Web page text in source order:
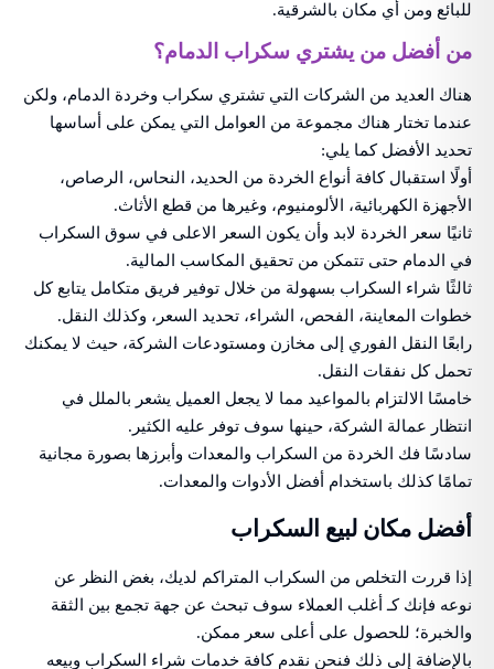
للبائع ومن أي مكان بالشرقية.
من أفضل من يشتري سكراب الدمام؟
هناك العديد من الشركات التي تشتري سكراب وخردة الدمام، ولكن
عندما تختار هناك مجموعة من العوامل التي يمكن على أساسها
تحديد الأفضل كما يلي:
أولًا استقبال كافة أنواع الخردة من الحديد، النحاس، الرصاص،
الأجهزة الكهربائية، الألومنيوم، وغيرها من قطع الأثاث.
ثانيًا سعر الخردة لابد وأن يكون السعر الاعلى في سوق السكراب
في الدمام حتى تتمكن من تحقيق المكاسب المالية.
ثالثًا شراء السكراب بسهولة من خلال توفير فريق متكامل يتابع كل
خطوات المعاينة، الفحص، الشراء، تحديد السعر، وكذلك النقل.
رابعًا النقل الفوري إلى مخازن ومستودعات الشركة، حيث لا يمكنك
تحمل كل نفقات النقل.
خامسًا الالتزام بالمواعيد مما لا يجعل العميل يشعر بالملل في
انتظار عمالة الشركة، حينها سوف توفر عليه الكثير.
سادسًا فك الخردة من السكراب والمعدات وأبرزها بصورة مجانية
تمامًا كذلك باستخدام أفضل الأدوات والمعدات.
أفضل مكان لبيع السكراب
إذا قررت التخلص من السكراب المتراكم لديك، بغض النظر عن
نوعه فإنك كـ أغلب العملاء سوف تبحث عن جهة تجمع بين الثقة
والخبرة؛ للحصول على أعلى سعر ممكن.
بالإضافة إلى ذلك فنحن نقدم كافة خدمات شراء السكراب وبيعه